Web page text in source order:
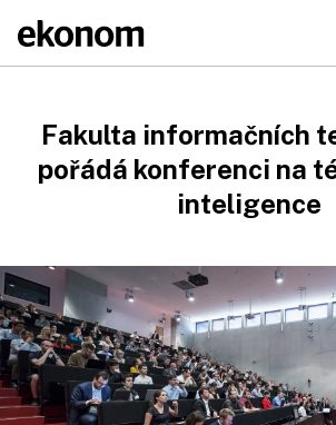
Fakulta informačních
pořádá konferenci na
inteligence